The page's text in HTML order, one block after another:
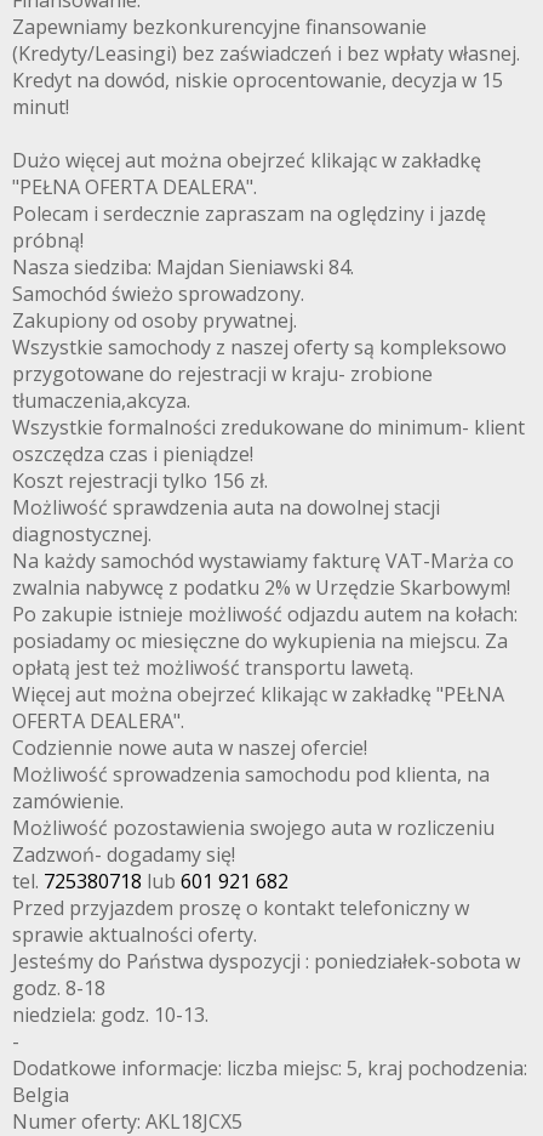
Zapewniamy bezkonkurencyjne finansowanie
(Kredyty/Leasingi) bez zaświadczeń i bez wpłaty własnej.
Kredyt na dowód, niskie oprocentowanie, decyzja w 15
minut!
Dużo więcej aut można obejrzeć klikając w zakładkę
"PEŁNA OFERTA DEALERA".
Polecam i serdecznie zapraszam na oględziny i jazdę
próbną!
Nasza siedziba: Majdan Sieniawski 84.
Samochód świeżo sprowadzony.
Zakupiony od osoby prywatnej.
Wszystkie samochody z naszej oferty są kompleksowo
przygotowane do rejestracji w kraju- zrobione
tłumaczenia,akcyza.
Wszystkie formalności zredukowane do minimum- klient
oszczędza czas i pieniądze!
Koszt rejestracji tylko 156 zł.
Możliwość sprawdzenia auta na dowolnej stacji
diagnostycznej.
Na każdy samochód wystawiamy fakturę VAT-Marża co
zwalnia nabywcę z podatku 2% w Urzędzie Skarbowym!
Po zakupie istnieje możliwość odjazdu autem na kołach:
posiadamy oc miesięczne do wykupienia na miejscu. Za
opłatą jest też możliwość transportu lawetą.
Więcej aut można obejrzeć klikając w zakładkę "PEŁNA
OFERTA DEALERA".
Codziennie nowe auta w naszej ofercie!
Możliwość sprowadzenia samochodu pod klienta, na
zamówienie.
Możliwość pozostawienia swojego auta w rozliczeniu
Zadzwoń- dogadamy się!
tel. 725380718 lub 601 921 682
Przed przyjazdem proszę o kontakt telefoniczny w
sprawie aktualności oferty.
Jesteśmy do Państwa dyspozycji : poniedziałek-sobota w
godz. 8-18
niedziela: godz. 10-13.
-
Dodatkowe informacje: liczba miejsc: 5, kraj pochodzenia:
Belgia
Numer oferty: AKL18JCX5